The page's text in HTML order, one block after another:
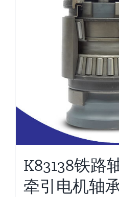
K83138铁路
牵引电机轴